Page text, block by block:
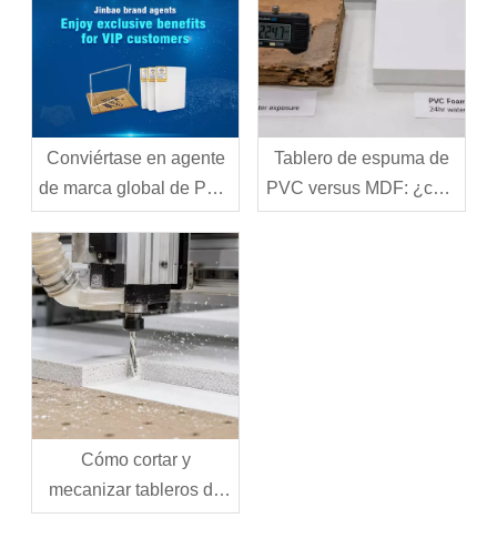
Conviértase en agente
de marca global de PVC
de Jinbao
Tablero de espuma de
PVC versus MDF: ¿cuál
debería elegir para su
Cómo cortar y
mecanizar tableros de
espuma de PVC: